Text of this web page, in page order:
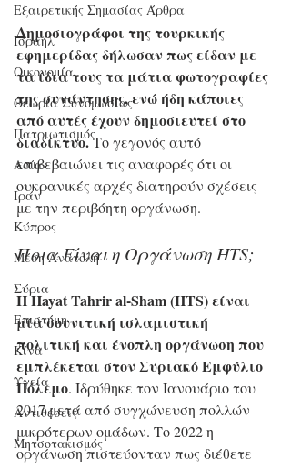
Εξαιρετικής Σημασίας Άρθρα
Ισραήλ
Οικονομία
Θεωρία Συνομωσίας
Πατριωτισμός
Ασία
Ιράν
Κύπρος
Μέση Ανατολή
Σύρια
Επιστήμη
Kίνα
Υγεία
Aντιθέσεις
Μητσοτακισμός
Δημοσιογράφοι της τουρκικής
εφημερίδας δήλωσαν πως είδαν με
τα ίδια τους τα μάτια φωτογραφίες
της συνάντησης, ενώ ήδη κάποιες
από αυτές έχουν δημοσιευτεί στο
διαδίκτυο. Το γεγονός αυτό
επιβεβαιώνει τις αναφορές ότι οι
ουκρανικές αρχές διατηρούν σχέσεις
με την περιβόητη οργάνωση.
Ποια Είναι η Οργάνωση HTS;
Η Hayat Tahrir al-Sham (HTS) είναι
μία σουνιτική ισλαμιστική
πολιτική και ένοπλη οργάνωση που
εμπλέκεται στον Συριακό Εμφύλιο
Πόλεμο. Ιδρύθηκε τον Ιανουάριο του
2017 μετά από συγχώνευση πολλών
μικρότερων ομάδων. Το 2022 η
οργάνωση πιστεύονταν πως διέθετε